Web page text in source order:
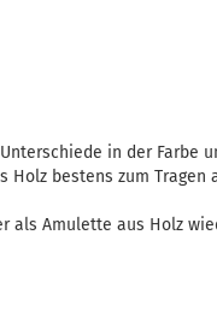
in der Farbe
bestens zum Tragen
als Amulette aus Holz